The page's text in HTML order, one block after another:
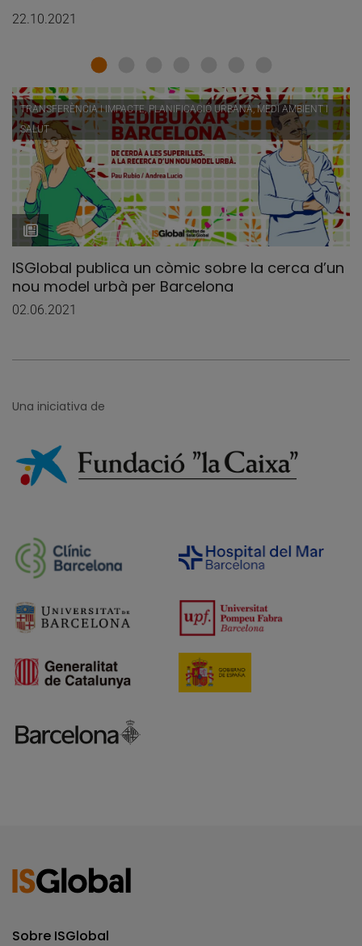
22.10.2021
TRANSFERÈNCIA I IMPACTE, PLANIFICACIÓ URBANA, MEDI AMBIENT I
SALUT
ISGlobal publica un còmic sobre la cerca d’un
nou model urbà per Barcelona
02.06.2021
Una iniciativa de
Sobre ISGlobal